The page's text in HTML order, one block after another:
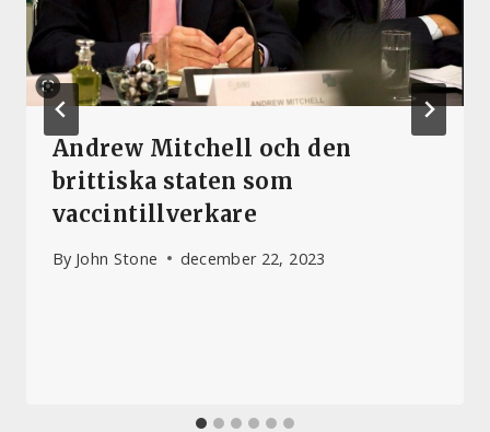
Andrew Mitchell och den
brittiska staten som
vaccintillverkare
By John Stone december 22, 2023